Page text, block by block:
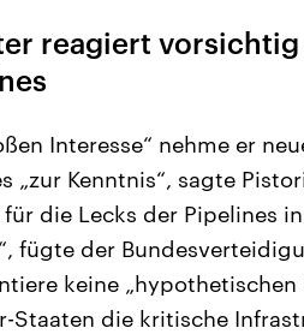
reagiert
Interesse“ nehme er
„zur Kenntnis“, sagte
die Lecks der Pipelines
fügte der
keine
Staaten die kritische